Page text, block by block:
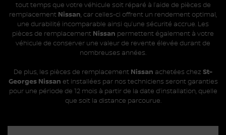
tout temps que votre véhicule soit réparé à l’aide de pièces de
remplacement Nissan, car celles-ci offrent un rendement optimal,
une durabilité incomparable ainsi qu’une sécurité accrue. Les
pièces de remplacement Nissan permettent également à votre
véhicule de conserver une valeur de revente élevée durant de
nombreuses années.
De plus, les pièces de remplacement Nissan achetées chez St-
Georges Nissan et installées par nos techniciens seront garanties
pour une période de 12 mois à partir de la date d’installation, quelle
que soit la distance parcourue.